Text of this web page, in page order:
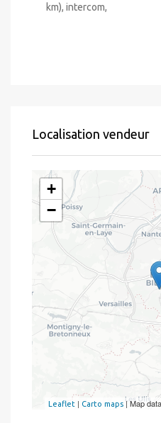
km), intercom,
Localisation vendeur
+
−
Leaflet | Carto maps | Map